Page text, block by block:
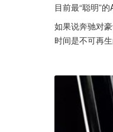
目前最“聪明”的
如果说奔驰对
时间是不可再生